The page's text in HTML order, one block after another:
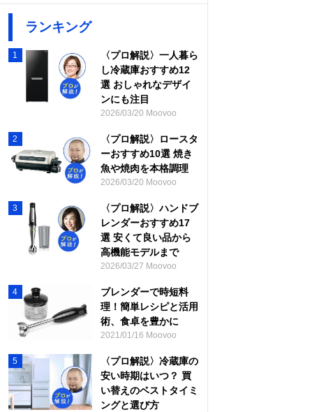
ランキング
1
〈プロ解説〉一人暮ら
し冷蔵庫おすすめ12
選 おしゃれなデザイ
ンにも注目
2026/03/20 Moovoo
2
〈プロ解説〉ロースタ
ーおすすめ10選 焼き
魚や焼肉を本格調理
2026/03/20 Moovoo
3
〈プロ解説〉ハンドブ
レンダーおすすめ17
選 安くて良い品から
高機能モデルまで
2026/03/27 Moovoo
4
ブレンダーで時短料
理！簡単レシピと活用
術、食卓を豊かに
2021/01/16 Moovoo
5
〈プロ解説〉冷蔵庫の
安い時期はいつ？ 買
い替えのベストタイミ
ングと選び方